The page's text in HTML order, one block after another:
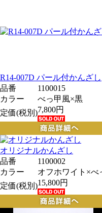
R14-007D パール付かんざし
品番
1100015
カラー
べっ甲風×黒
定価(税別)7,800円
オリジナルかんざし
品番
1100002
カラー
オフホワイト×べ
定価(税別)15,800円